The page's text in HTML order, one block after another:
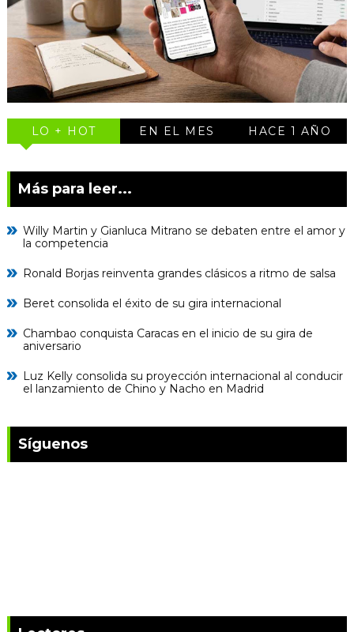
LO + HOT EN EL MES HACE 1 AÑO
Más para leer...
Willy Martin y Gianluca Mitrano se debaten entre el amor y
la competencia
Ronald Borjas reinventa grandes clásicos a ritmo de salsa
Beret consolida el éxito de su gira internacional
Chambao conquista Caracas en el inicio de su gira de
aniversario
Luz Kelly consolida su proyección internacional al conducir
el lanzamiento de Chino y Nacho en Madrid
Síguenos